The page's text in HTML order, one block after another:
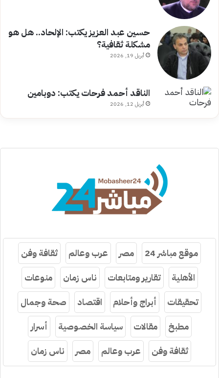
حسين عبد العزيز يكتب: الإلحاد.. هل هو
مشكلة ثقافية؟
أبريل 19, 2026
الناقد أحمد فرحات يكتب: دوبامين
أبريل 12, 2026
موقع مباشر 24 مصر عرب وعالم
ثقافة وفن
الأهلية
تقارير ومتابعات ناس زمان
منوعات
تحقيقات
أبراج وأحلام اقتصاد
صحة وجمال
مطبخ
مقالات سياسة الخصوصية
أسرار
ثقافة وفن
عرب وعالم مصر ناس زمان